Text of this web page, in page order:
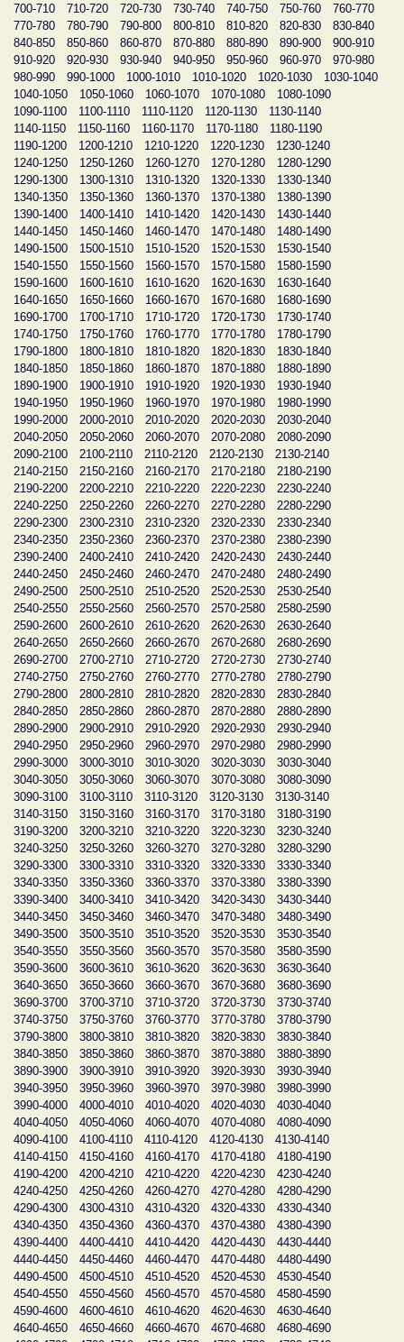
700-710 710-720 720-730 730-740 740-750 750-760
760-770
770-780
780-790 790-800 800-810 810-820 820-830
830-840
840-850
850-860 860-870 870-880 880-890 890-900
900-910
910-920
920-930 930-940 940-950 950-960 960-970
970-980
980-990
990-1000 1000-1010 1010-1020 1020-1030
1030-1040
1040-1050
1050-1060 1060-1070 1070-1080
1080-1090
1090-1100
1100-1110 1110-1120 1120-1130
1130-1140
1140-1150
1150-1160 1160-1170 1170-1180
1180-1190
1190-1200
1200-1210 1210-1220 1220-1230
1230-1240
1240-1250
1250-1260 1260-1270 1270-1280
1280-1290
1290-1300
1300-1310 1310-1320 1320-1330
1330-1340
1340-1350
1350-1360 1360-1370 1370-1380
1380-1390
1390-1400
1400-1410 1410-1420 1420-1430
1430-1440
1440-1450
1450-1460 1460-1470 1470-1480
1480-1490
1490-1500
1500-1510 1510-1520 1520-1530
1530-1540
1540-1550
1550-1560 1560-1570 1570-1580
1580-1590
1590-1600
1600-1610 1610-1620 1620-1630
1630-1640
1640-1650
1650-1660 1660-1670 1670-1680
1680-1690
1690-1700
1700-1710 1710-1720 1720-1730
1730-1740
1740-1750
1750-1760 1760-1770 1770-1780
1780-1790
1790-1800
1800-1810 1810-1820 1820-1830
1830-1840
1840-1850
1850-1860 1860-1870 1870-1880
1880-1890
1890-1900
1900-1910 1910-1920 1920-1930
1930-1940
1940-1950
1950-1960 1960-1970 1970-1980
1980-1990
1990-2000
2000-2010 2010-2020 2020-2030
2030-2040
2040-2050
2050-2060 2060-2070 2070-2080
2080-2090
2090-2100
2100-2110 2110-2120 2120-2130
2130-2140
2140-2150
2150-2160 2160-2170 2170-2180
2180-2190
2190-2200
2200-2210 2210-2220 2220-2230
2230-2240
2240-2250
2250-2260 2260-2270 2270-2280
2280-2290
2290-2300
2300-2310 2310-2320 2320-2330
2330-2340
2340-2350
2350-2360 2360-2370 2370-2380
2380-2390
2390-2400
2400-2410 2410-2420 2420-2430
2430-2440
2440-2450
2450-2460 2460-2470 2470-2480
2480-2490
2490-2500
2500-2510 2510-2520 2520-2530
2530-2540
2540-2550
2550-2560 2560-2570 2570-2580
2580-2590
2590-2600
2600-2610 2610-2620 2620-2630
2630-2640
2640-2650
2650-2660 2660-2670 2670-2680
2680-2690
2690-2700
2700-2710 2710-2720 2720-2730
2730-2740
2740-2750
2750-2760 2760-2770 2770-2780
2780-2790
2790-2800
2800-2810 2810-2820 2820-2830
2830-2840
2840-2850
2850-2860 2860-2870 2870-2880
2880-2890
2890-2900
2900-2910 2910-2920 2920-2930
2930-2940
2940-2950
2950-2960 2960-2970 2970-2980
2980-2990
2990-3000
3000-3010 3010-3020 3020-3030
3030-3040
3040-3050
3050-3060 3060-3070 3070-3080
3080-3090
3090-3100
3100-3110 3110-3120 3120-3130
3130-3140
3140-3150
3150-3160 3160-3170 3170-3180
3180-3190
3190-3200
3200-3210 3210-3220 3220-3230
3230-3240
3240-3250
3250-3260 3260-3270 3270-3280
3280-3290
3290-3300
3300-3310 3310-3320 3320-3330
3330-3340
3340-3350
3350-3360 3360-3370 3370-3380
3380-3390
3390-3400
3400-3410 3410-3420 3420-3430
3430-3440
3440-3450
3450-3460 3460-3470 3470-3480
3480-3490
3490-3500
3500-3510 3510-3520 3520-3530
3530-3540
3540-3550
3550-3560 3560-3570 3570-3580
3580-3590
3590-3600
3600-3610 3610-3620 3620-3630
3630-3640
3640-3650
3650-3660 3660-3670 3670-3680
3680-3690
3690-3700
3700-3710 3710-3720 3720-3730
3730-3740
3740-3750
3750-3760 3760-3770 3770-3780
3780-3790
3790-3800
3800-3810 3810-3820 3820-3830
3830-3840
3840-3850
3850-3860 3860-3870 3870-3880
3880-3890
3890-3900
3900-3910 3910-3920 3920-3930
3930-3940
3940-3950
3950-3960 3960-3970 3970-3980
3980-3990
3990-4000
4000-4010 4010-4020 4020-4030
4030-4040
4040-4050
4050-4060 4060-4070 4070-4080
4080-4090
4090-4100
4100-4110 4110-4120 4120-4130
4130-4140
4140-4150
4150-4160 4160-4170 4170-4180
4180-4190
4190-4200
4200-4210 4210-4220 4220-4230
4230-4240
4240-4250
4250-4260 4260-4270 4270-4280
4280-4290
4290-4300
4300-4310 4310-4320 4320-4330
4330-4340
4340-4350
4350-4360 4360-4370 4370-4380
4380-4390
4390-4400
4400-4410 4410-4420 4420-4430
4430-4440
4440-4450
4450-4460 4460-4470 4470-4480
4480-4490
4490-4500
4500-4510 4510-4520 4520-4530
4530-4540
4540-4550
4550-4560 4560-4570 4570-4580
4580-4590
4590-4600
4600-4610 4610-4620 4620-4630
4630-4640
4640-4650
4650-4660 4660-4670 4670-4680
4680-4690